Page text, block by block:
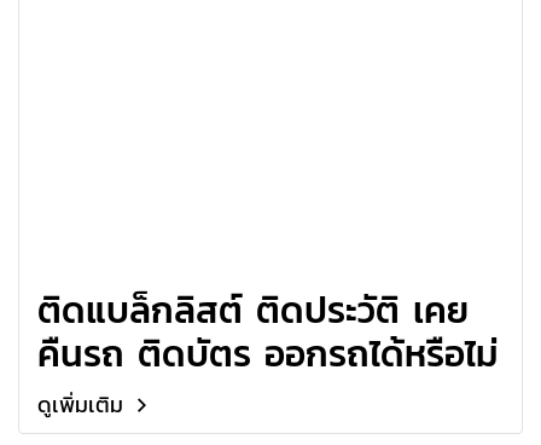
ติดแบล็กลิสต์ ติดประวัติ เคย
คืนรถ ติดบัตร ออกรถได้หรือไม่
ดูเพิ่มเติม